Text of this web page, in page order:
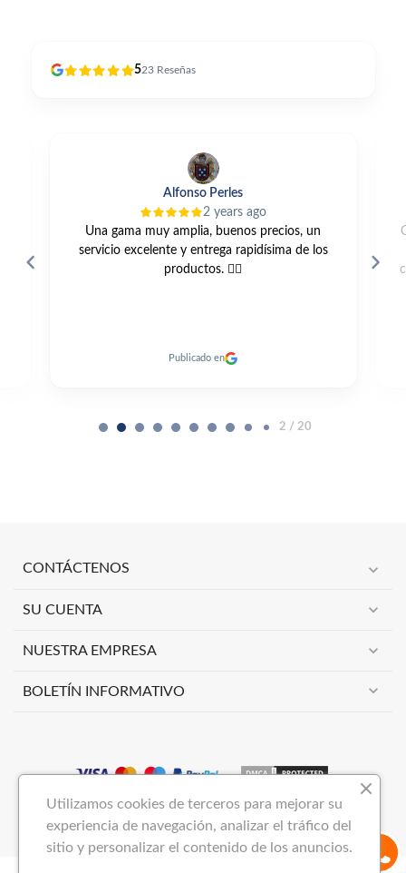
523 Reseñas
Alfonso Perles
2 years ago
Una gama muy amplia, buenos precios, un
servicio excelente y entrega rapidísima de los
productos. 👍🏼
Publicado en
2 / 20
CONTÁCTENOS expand_more
SU CUENTA expand_more
NUESTRA EMPRESA expand_more
BOLETÍN INFORMATIVO expand_more
Copyright 2023 VIMAI NOW S.LTodos los derechos reservados.
Utilizamos cookies de terceros para mejorar su
experiencia de navegación, analizar el tráfico del
sitio y personalizar el contenido de los anuncios.